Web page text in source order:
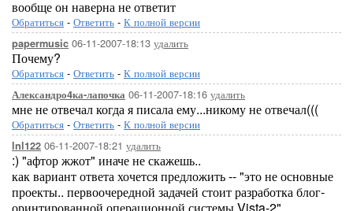
вообще он наверна не ответит
Обратиться - Ответить - К полной версии
papermusic 06-11-2007-18:13 удалить
Почему?
Обратиться - Ответить - К полной версии
Александро4ка-лапочка 06-11-2007-18:16 удалить
мне не отвечал когда я писала ему...никому не отвечал(((
Обратиться - Ответить - К полной версии
lnl122 06-11-2007-18:21 удалить
:) "афтор жжот" иначе не скажешь..
как вариант ответа хочется предложить -- "это не основные
проекты.. первоочередной задачей стоит разработка блог-